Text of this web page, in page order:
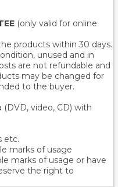
(only valid for online
products within 30 days.
unused and in
are not refundable and
may be changed for
to the buyer.
video, CD) with
etc.
marks of usage
marks of usage or have
the right to